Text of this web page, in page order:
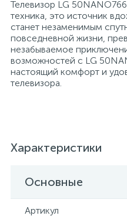
Телевизор LG
техника, это источник
станет незаменимым
повседневной жизни,
незабываемое
возможностей с LG
настоящий комфорт и
телевизора.
Характеристики
Основные
Артикул
Хлорсодержащие
Экспресс-
дезсредств
Почтовые ящики
Приставки к
Ресепшн
Сейфы